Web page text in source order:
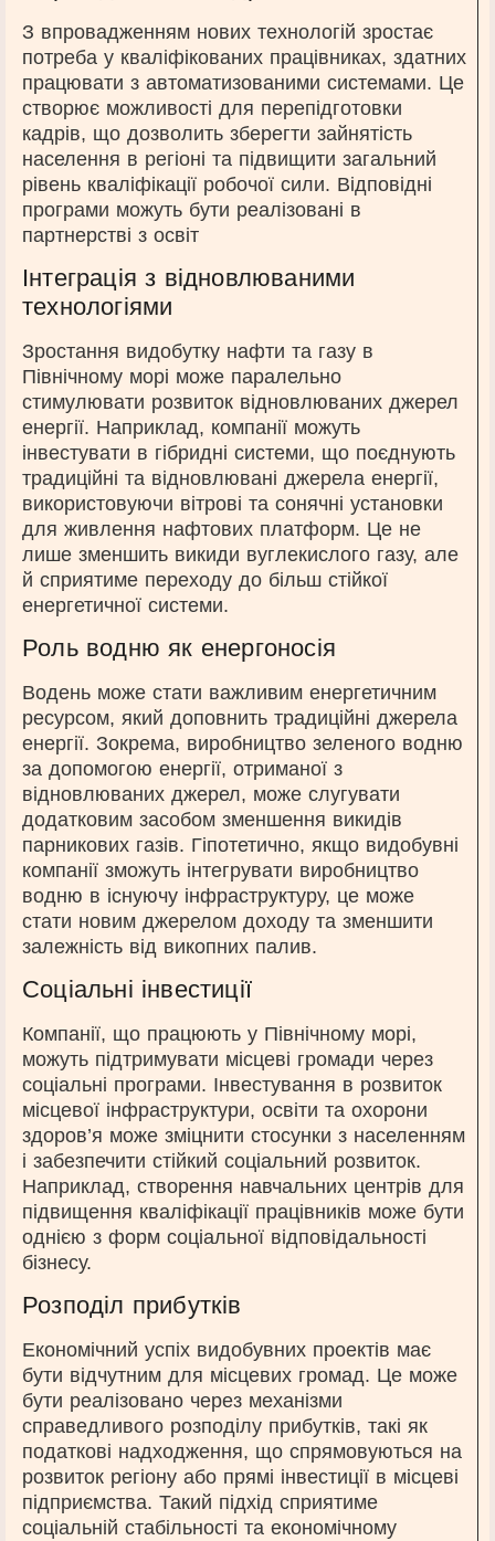
З впровадженням нових технологій зростає
потреба у кваліфікованих працівниках, здатних
працювати з автоматизованими системами. Це
створює можливості для перепідготовки
кадрів, що дозволить зберегти зайнятість
населення в регіоні та підвищити загальний
рівень кваліфікації робочої сили. Відповідні
програми можуть бути реалізовані в
партнерстві з освіт
Інтеграція з відновлюваними
технологіями
Зростання видобутку нафти та газу в
Північному морі може паралельно
стимулювати розвиток відновлюваних джерел
енергії. Наприклад, компанії можуть
інвестувати в гібридні системи, що поєднують
традиційні та відновлювані джерела енергії,
використовуючи вітрові та сонячні установки
для живлення нафтових платформ. Це не
лише зменшить викиди вуглекислого газу, але
й сприятиме переходу до більш стійкої
енергетичної системи.
Роль водню як енергоносія
Водень може стати важливим енергетичним
ресурсом, який доповнить традиційні джерела
енергії. Зокрема, виробництво зеленого водню
за допомогою енергії, отриманої з
відновлюваних джерел, може слугувати
додатковим засобом зменшення викидів
парникових газів. Гіпотетично, якщо видобувні
компанії зможуть інтегрувати виробництво
водню в існуючу інфраструктуру, це може
стати новим джерелом доходу та зменшити
залежність від викопних палив.
Соціальні інвестиції
Компанії, що працюють у Північному морі,
можуть підтримувати місцеві громади через
соціальні програми. Інвестування в розвиток
місцевої інфраструктури, освіти та охорони
здоров’я може зміцнити стосунки з населенням
і забезпечити стійкий соціальний розвиток.
Наприклад, створення навчальних центрів для
підвищення кваліфікації працівників може бути
однією з форм соціальної відповідальності
бізнесу.
Розподіл прибутків
Економічний успіх видобувних проектів має
бути відчутним для місцевих громад. Це може
бути реалізовано через механізми
справедливого розподілу прибутків, такі як
податкові надходження, що спрямовуються на
розвиток регіону або прямі інвестиції в місцеві
підприємства. Такий підхід сприятиме
соціальній стабільності та економічному